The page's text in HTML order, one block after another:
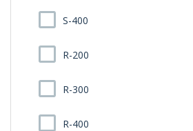
S-400
R-200
R-300
R-400